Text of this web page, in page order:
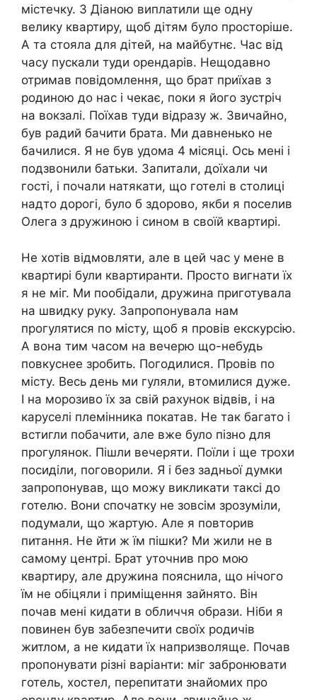
містечку. З Діаною виплатили ще одну
велику квартиру, щоб дітям було просторіше.
А та стояла для дітей, на майбутнє. Час від
часу пускали туди орендарів. Нещодавно
отримав повідомлення, що брат приїхав з
родиною до нас і чекає, поки я його зустріч
на вокзалі. Поїхав туди відразу ж. Звичайно,
був радий бачити брата. Ми давненько не
бачилися. Я не був удома 4 місяці. Ось мені і
подзвонили батьки. Запитали, доїхали чи
гості, і почали натякати, що готелі в столиці
надто дорогі, було б здорово, якби я поселив
Олега з дружиною і сином в своїй квартирі.
Не хотів відмовляти, але в цей час у мене в
квартирі були квартиранти. Просто вигнати їх
я не міг. Ми пообідали, дружина приготувала
на швидку руку. Запропонувала нам
прогулятися по місту, щоб я провів екскурсію.
А вона тим часом на вечерю що-небудь
повкуснее зробить. Погодилися. Провів по
місту. Весь день ми гуляли, втомилися дуже.
І на морозиво їх за свій рахунок відвів, і на
каруселі племінника покатав. Не так багато і
встигли побачити, але вже було пізно для
прогулянок. Пішли вечеряти. Поїли і ще трохи
посиділи, поговорили. Я і без задньої думки
запропонував, що можу викликати таксі до
готелю. Вони спочатку не зовсім зрозуміли,
подумали, що жартую. Але я повторив
питання. Не йти ж їм пішки? Ми жили не в
самому центрі. Брат уточнив про мою
квартиру, але дружина пояснила, що нічого
їм не обіцяли і приміщення зайнято. Він
почав мені кидати в обличчя образи. Ніби я
повинен був забезпечити своїх родичів
житлом, а не кидати їх напризволяще. Почав
пропонувати різні варіанти: міг забронювати
готель, хостел, перепитати знайомих про